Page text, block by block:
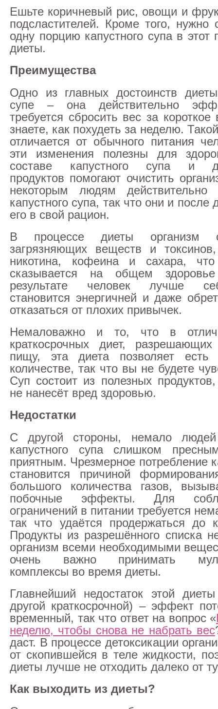
Ешьте коричневый рис, овощи и
подсластителей. Кроме того, нужно
одну порцию капустного супа в этот
диеты.
Преимущества
Одно из главных достоинств
супе – она действительно
требуется сбросить вес за
знаете, как похудеть за неделю.
отличается от обычного питания
эти изменения полезны для
составе капустного супа и
продуктов помогают очистить
некоторым людям действительно
капустного супа, так что они и
его в свой рацион.
В процессе диеты организм
загрязняющих веществ и
никотина, кофеина и сахара, что
сказывается на общем
результате человек лучше
становится энергичней и даже
отказаться от плохих привычек.
Немаловажно и то, что в
краткосрочных диет,
пищу, эта диета позволяет
количестве, так что вы не будете
Суп состоит из полезных
не нанесёт вред здоровью.
Недостатки
С другой стороны, немало людей
капустного супа слишком
приятным. Чрезмерное потребление
становится причиной
большого количества газов,
побочные эффекты. Для
ограничений в питании требуется
так что удаётся продержаться до
Продукты из разрешённого списка
организм всеми необходимыми
очень важно принимать
комплексы во время диеты.
Главнейший недостаток этой
другой краткосрочной) – эффект
временный, так что ответ на вопрос «
неделю, чтобы снова не набрать вес
даст. В процессе детоксикации
от скопившейся в теле жидкости,
диеты лучше не отходить далеко от
Как выходить из диеты?